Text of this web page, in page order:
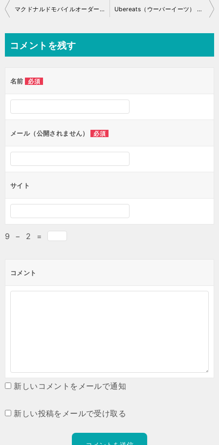
投
ビ
ー
シ
ョ
ン
マクドナルドモバイルオーダーの落とし穴 Ubereats（ウーバーイーツ） 稼動日誌 2020/08/08
コメントを残す
名前 必須
メール（公開されません） 必須
サイト
9 − 2 =
コメント
新しいコメントをメールで通知
新しい投稿をメールで受け取る